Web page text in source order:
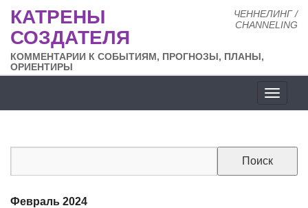
ЧЕННЕЛИНГ /
CHANNELING
КАТРЕНЫ
СОЗДАТЕЛЯ
КОММЕНТАРИИ К СОБЫТИЯМ, ПРОГНОЗЫ, ПЛАНЫ,
ОРИЕНТИРЫ
сайта
Февраль 2024